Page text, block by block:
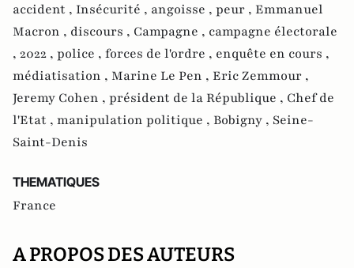
accident , Insécurité , angoisse , peur , Emmanuel
Macron , discours , Campagne , campagne électorale
, 2022 , police , forces de l'ordre , enquête en cours ,
médiatisation , Marine Le Pen , Eric Zemmour ,
Jeremy Cohen , président de la République , Chef de
l'Etat , manipulation politique , Bobigny , Seine-
Saint-Denis
THEMATIQUES
France
A PROPOS DES AUTEURS